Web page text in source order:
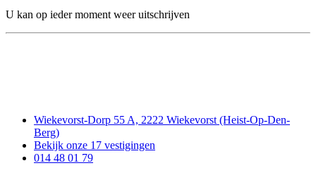
U kan op ieder moment weer uitschrijven
Wiekevorst-Dorp 55 A, 2222 Wiekevorst (Heist-Op-Den-
Berg)
Bekijk onze 17 vestigingen
014 48 01 79